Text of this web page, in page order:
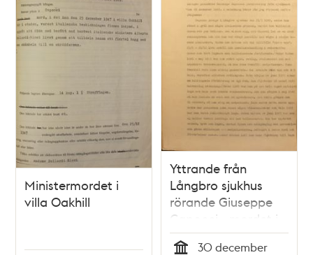
Ministermordet i
villa Oakhill
Yttrande från
Långbro sjukhus
rörande Giuseppe
Capocci - mordet i
Villa Oakhill
30 december